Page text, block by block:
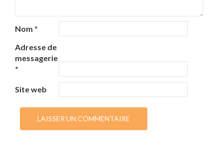
Nom *
Adresse de
messagerie
*
Site web